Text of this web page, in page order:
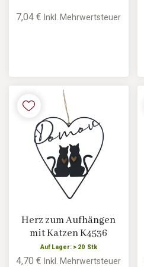
7,04 €Inkl. Mehrwertsteuer
Herz zum Aufhängen
mit Katzen K4536
Auf Lager: > 20 Stk
4,70 €Inkl. Mehrwertsteuer